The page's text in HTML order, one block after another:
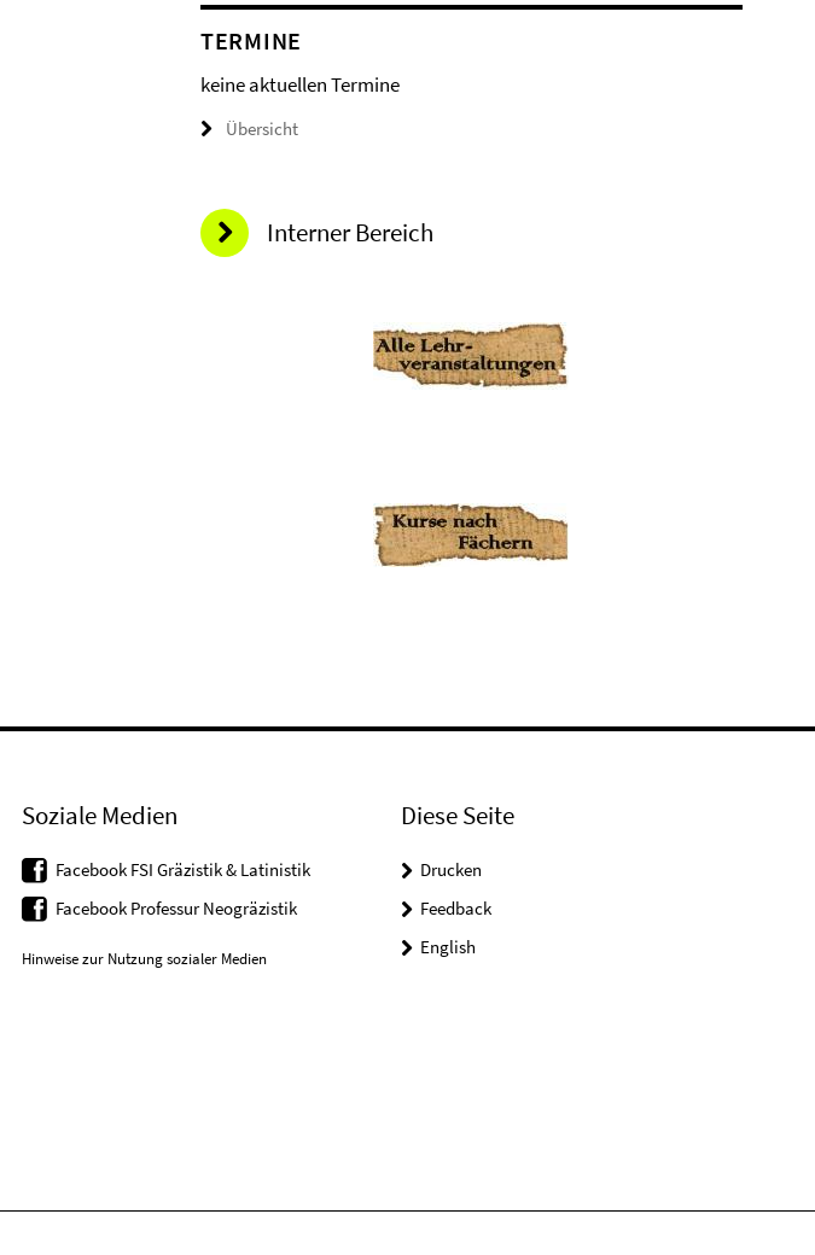
TERMINE
keine aktuellen Termine
Übersicht
Interner Bereich
Soziale Medien
Facebook FSI Gräzistik & Latinistik
Facebook Professur Neogräzistik
Hinweise zur Nutzung sozialer Medien
Diese Seite
Drucken
Feedback
English